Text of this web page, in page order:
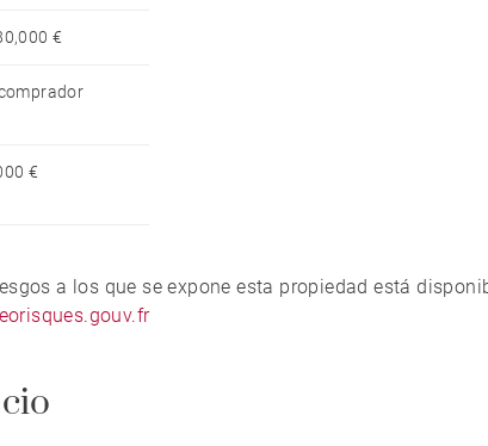
€
€
a los que se expone esta propiedad está